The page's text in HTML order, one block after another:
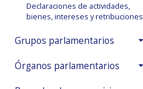
Declaraciones de actividades,
bienes, intereses y retribuciones
Grupos parlamentarios
Órganos parlamentarios